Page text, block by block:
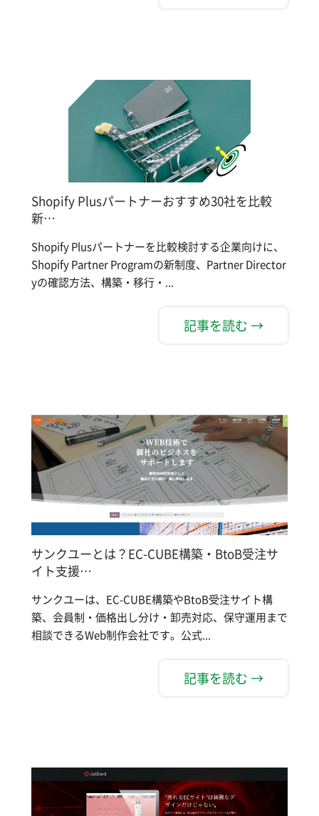
Shopify Plusパートナーおすすめ30社を比較
新…
Shopify Plusパートナーを比較検討する企業向けに、
Shopify Partner Programの新制度、Partner Director
yの確認方法、構築・移行・...
記事を読む →
サンクユーとは？EC-CUBE構築・BtoB受注サ
イト支援…
サンクユーは、EC-CUBE構築やBtoB受注サイト構
築、会員制・価格出し分け・卸売対応、保守運用まで
相談できるWeb制作会社です。公式...
記事を読む →